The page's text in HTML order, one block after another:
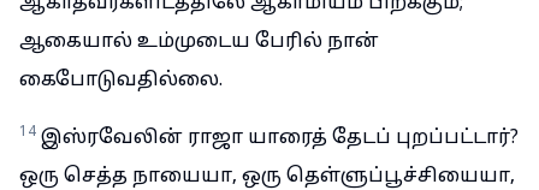
ஆகையால் உம்முடைய பேரில் நான்
கைபோடுவதில்லை.
14 இஸ்ரவேலின் ராஜா யாரைத் தேடப் புறப்பட்டார்?
ஒரு செத்த நாயையா, ஒரு தெள்ளுப்பூச்சியையா,